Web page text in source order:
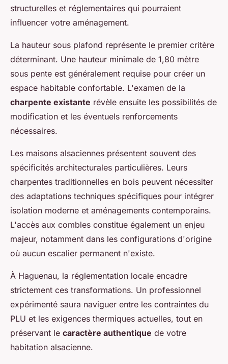
structurelles et réglementaires qui pourraient
influencer votre aménagement.
La hauteur sous plafond représente le premier critère
déterminant. Une hauteur minimale de 1,80 mètre
sous pente est généralement requise pour créer un
espace habitable confortable. L'examen de la
charpente existante révèle ensuite les possibilités de
modification et les éventuels renforcements
nécessaires.
Les maisons alsaciennes présentent souvent des
spécificités architecturales particulières. Leurs
charpentes traditionnelles en bois peuvent nécessiter
des adaptations techniques spécifiques pour intégrer
isolation moderne et aménagements contemporains.
L'accès aux combles constitue également un enjeu
majeur, notamment dans les configurations d'origine
où aucun escalier permanent n'existe.
À Haguenau, la réglementation locale encadre
strictement ces transformations. Un professionnel
expérimenté saura naviguer entre les contraintes du
PLU et les exigences thermiques actuelles, tout en
préservant le caractère authentique de votre
habitation alsacienne.